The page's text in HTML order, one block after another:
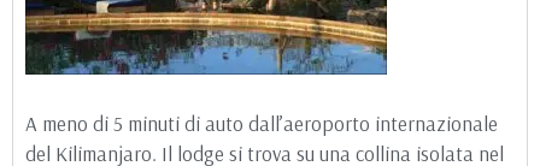
A meno di 5 minuti di auto dall’aeroporto internazionale
del Kilimanjaro. Il lodge si trova su una collina isolata nel